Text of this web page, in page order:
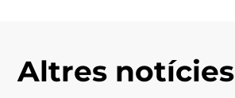
Altres notícies